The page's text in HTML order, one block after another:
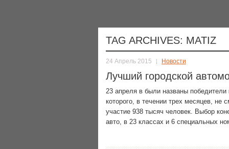
TAG ARCHIVES: MATIZ
24 Апрель 2015 Новости
Лучший городской
23 апреля в были названы победители
которого, в течении трех месяцев,
участие 938 тысяч человек. Выбор
авто, в 23 классах и 6 специальных